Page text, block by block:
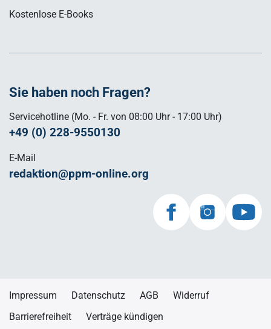
Kostenlose E-Books
Sie haben noch Fragen?
Servicehotline (Mo. - Fr. von 08:00 Uhr - 17:00 Uhr)
+49 (0) 228-9550130
E-Mail
redaktion@ppm-online.org
Impressum Datenschutz AGB
Widerruf
Barrierefreiheit
Verträge kündigen